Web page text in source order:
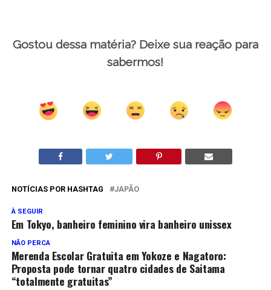
Gostou dessa matéria? Deixe sua reação para
sabermos!
NOTÍCIAS POR HASHTAG JAPÃO
À SEGUIR
Em Tokyo, banheiro feminino vira banheiro unissex
NÃO PERCA
Merenda Escolar Gratuita em Yokoze e Nagatoro:
Proposta pode tornar quatro cidades de Saitama
“totalmente gratuitas”